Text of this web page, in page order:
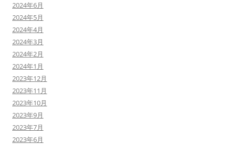
2024年6月
2024年5月
2024年4月
2024年3月
2024年2月
2024年1月
2023年12月
2023年11月
2023年10月
2023年9月
2023年7月
2023年6月